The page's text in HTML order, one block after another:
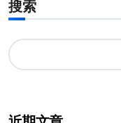
分
页
搜索